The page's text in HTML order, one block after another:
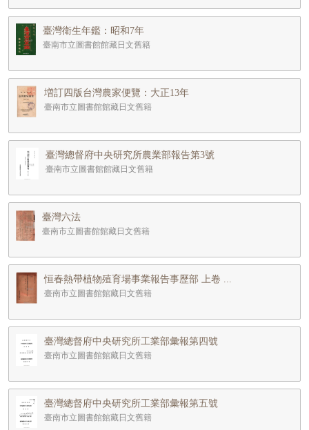
臺灣衛生年鑑：昭和7年
臺南市立圖書館館藏日文舊籍
増訂四版台灣農家便覽：大正13年
臺南市立圖書館館藏日文舊籍
臺灣總督府中央研究所農業部報告第3號
臺南市立圖書館館藏日文舊籍
臺灣六法
臺南市立圖書館館藏日文舊籍
恒春熱帶植物殖育場事業報告事歷部 上卷 ...
臺南市立圖書館館藏日文舊籍
臺灣總督府中央研究所工業部彙報第四號
臺南市立圖書館館藏日文舊籍
臺灣總督府中央研究所工業部彙報第五號
臺南市立圖書館館藏日文舊籍